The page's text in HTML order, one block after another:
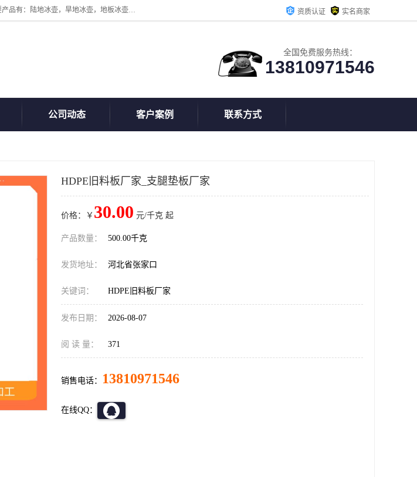
张家口市科诺工程塑料有限公司是超高分子量聚乙烯，高密度板，仿真冰场的专业生产厂家和供应商。主要产品有：陆地冰壶，旱地冰壶，地板冰壶，地壶球，仿真冰壶，仿真冰，冰蹴球，MGB轴套，MGE滑板，高密度板，仿真冰场等产品。欢迎有需要的朋友前来联系。 资质认证 实名商家
全国免费服务热线：
13810971546
公司动态 客户案例 联系方式
HDPE旧料板厂家_支腿垫板厂家
价格：￥ 30.00 元/千克 起
产品数量： 500.00千克
发货地址： 河北省张家口
关键词： HDPE旧料板厂家
发布日期： 2026-08-07
阅 读 量： 371
销售电话： 13810971546
在线QQ：